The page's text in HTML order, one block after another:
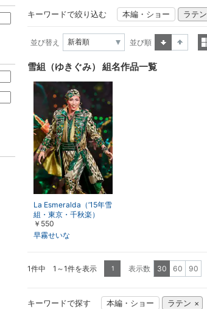
キーワードで絞り込む 本編・ショー ラテン
並び替え
並び順
雪組（ゆきぐみ） 組名作品一覧
La Esmeralda（’15年雪
組・東京・千秋楽）
￥550
早霧せいな
1件中 1～1件を表示 1 表示数 30 60 90
キーワードで探す 本編・ショー ラテン